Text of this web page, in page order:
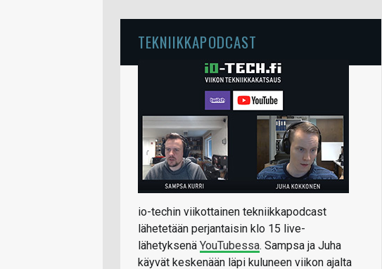
TEKNIIKKAPODCAST
io-techin viikottainen tekniikkapodcast
lähetetään perjantaisin klo 15 live-
lähetyksenä YouTubessa. Sampsa ja Juha
käyvät keskenään läpi kuluneen viikon ajalta